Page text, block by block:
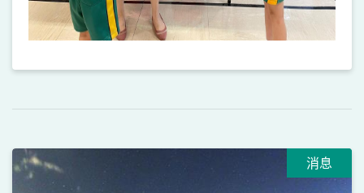
消息